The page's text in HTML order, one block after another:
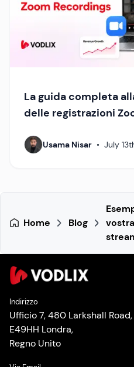
La guida completa
delle registrazioni
Usama Nisar • July
Home Blog
Indirizzo
Ufficio 7, 480 Larkshall Road,
E49HH Londra,
Regno Unito